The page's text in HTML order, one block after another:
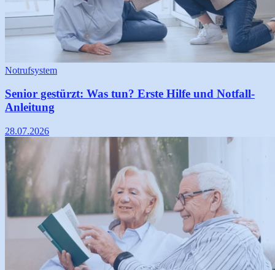
Notrufsystem
Senior gestürzt: Was tun? Erste Hilfe und Notfall-
Anleitung
28.07.2026